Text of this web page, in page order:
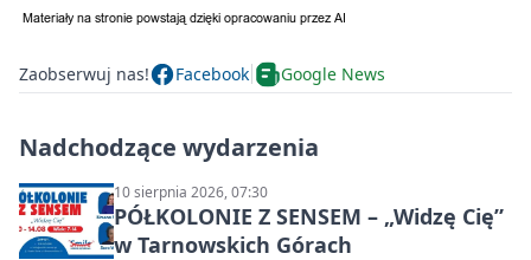
Zaobserwuj nas! Facebook Google News
Nadchodzące wydarzenia
10 sierpnia 2026, 07:30
PÓŁKOLONIE Z SENSEM – „Widzę Cię”
w Tarnowskich Górach